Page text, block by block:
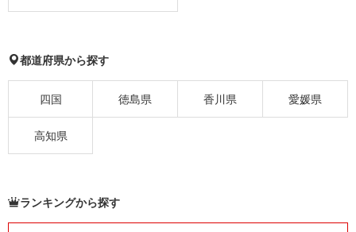
都道府県から探す
四国 徳島県 香川県 愛媛県
高知県
ランキングから探す